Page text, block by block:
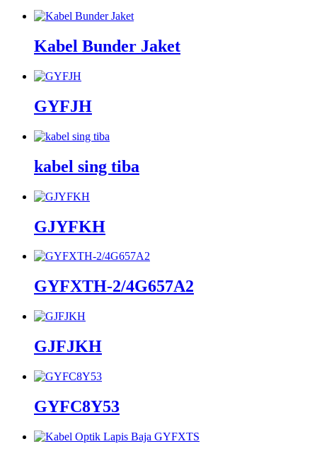
Kabel Bunder Jaket
GYFJH
kabel sing tiba
GJYFKH
GYFXTH-2/4G657A2
GJFJKH
GYFC8Y53